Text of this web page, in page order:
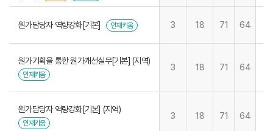
원가담당자 역량강화[기본] 인재키움 3 18 71 64
원가기획을 통한 원가개선실무[기본] (지역)
인재키움
3 18 71 64
원가담당자 역량강화[기본] (지역)
인재키움
3 18 71 64